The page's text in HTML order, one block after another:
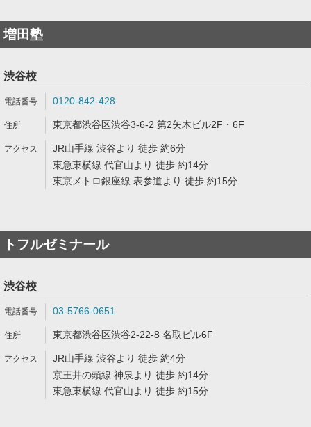
増田塾
渋谷校
0120-842-428
東京都渋谷区渋谷3-6-2 第2矢木ビル2F・6F
JR山手線 渋谷より 徒歩 約6分
東急東横線 代官山より 徒歩 約14分
東京メトロ銀座線 表参道より 徒歩 約15分
トフルゼミナール
渋谷校
03-5766-0651
東京都渋谷区渋谷2-22-8 名取ビル6F
JR山手線 渋谷より 徒歩 約4分
京王井の頭線 神泉より 徒歩 約14分
東急東横線 代官山より 徒歩 約15分